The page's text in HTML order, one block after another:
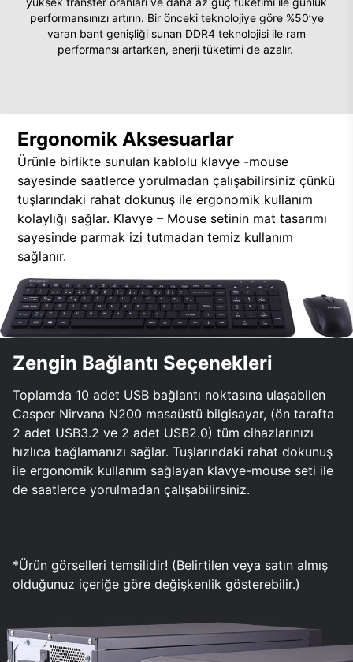
performansınızı artırın. Bir önceki teknolojiye göre %50’ye
varan bant genişliği sunan DDR4 teknolojisi ile ram
performansı artarken, enerji tüketimi de azalır.
Ergonomik Aksesuarlar
Ürünle birlikte sunulan kablolu klavye -mouse
sayesinde saatlerce yorulmadan çalışabilirsiniz çünkü
tuşlarındaki rahat dokunuş ile ergonomik kullanım
kolaylığı sağlar. Klavye – Mouse setinin mat tasarımı
sayesinde parmak izi tutmadan temiz kullanım
sağlanır.
Zengin Bağlantı Seçenekleri
Toplamda 10 adet USB bağlantı noktasına ulaşabilen
Casper Nirvana N200 masaüstü bilgisayar, (ön tarafta
2 adet USB3.2 ve 2 adet USB2.0) tüm cihazlarınızı
hızlıca bağlamanızı sağlar. Tuşlarındaki rahat dokunuş
ile ergonomik kullanım sağlayan klavye-mouse seti ile
de saatlerce yorulmadan çalışabilirsiniz.
*Ürün görselleri temsilidir! (Belirtilen veya satın almış
olduğunuz içeriğe göre değişkenlik gösterebilir.)